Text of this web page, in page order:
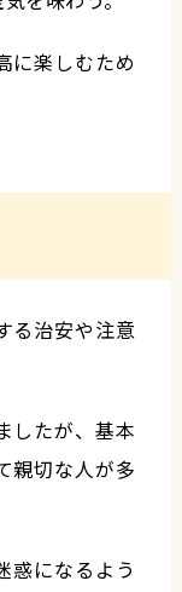
に楽しむため
る治安や注意
したが、基本
親切な人が多
惑になるよう